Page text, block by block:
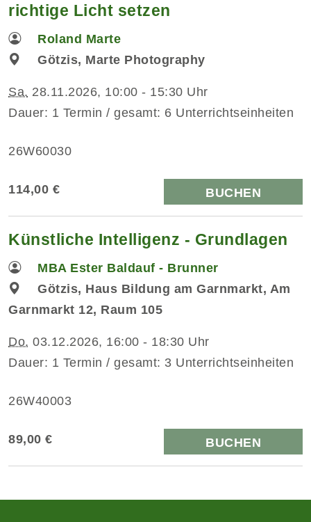
richtige Licht setzen
Roland Marte
Götzis, Marte Photography
Sa. 28.11.2026, 10:00 - 15:30 Uhr
Dauer: 1 Termin / gesamt: 6 Unterrichtseinheiten
26W60030
114,00 € BUCHEN
Künstliche Intelligenz - Grundlagen
MBA Ester Baldauf - Brunner
Götzis, Haus Bildung am Garnmarkt, Am
Garnmarkt 12, Raum 105
Do. 03.12.2026, 16:00 - 18:30 Uhr
Dauer: 1 Termin / gesamt: 3 Unterrichtseinheiten
26W40003
89,00 € BUCHEN